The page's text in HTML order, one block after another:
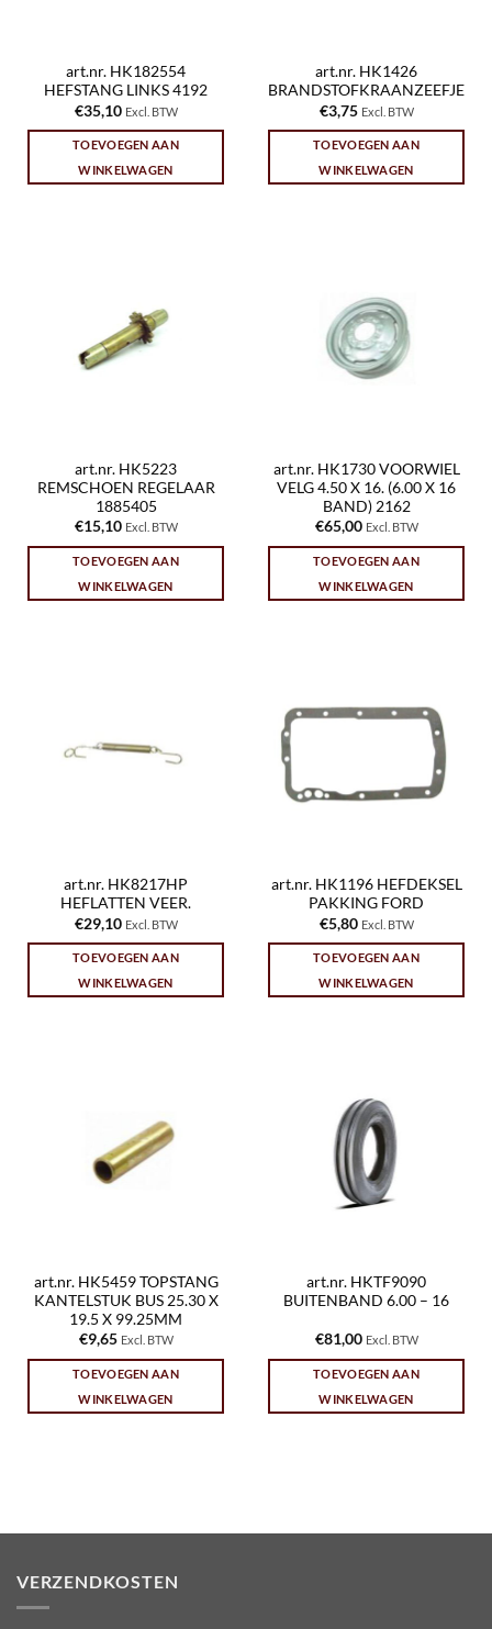
art.nr. HK182554
HEFSTANG LINKS 4192
€35,10 Excl. BTW
TOEVOEGEN AAN
WINKELWAGEN
art.nr. HK1426
BRANDSTOFKRAANZEEFJE
€3,75 Excl. BTW
TOEVOEGEN AAN
WINKELWAGEN
art.nr. HK5223
REMSCHOEN REGELAAR
1885405
€15,10 Excl. BTW
TOEVOEGEN AAN
WINKELWAGEN
art.nr. HK1730 VOORWIEL
VELG 4.50 X 16. (6.00 X 16
BAND) 2162
€65,00 Excl. BTW
TOEVOEGEN AAN
WINKELWAGEN
art.nr. HK8217HP
HEFLATTEN VEER.
€29,10 Excl. BTW
TOEVOEGEN AAN
WINKELWAGEN
art.nr. HK1196 HEFDEKSEL
PAKKING FORD
€5,80 Excl. BTW
TOEVOEGEN AAN
WINKELWAGEN
art.nr. HK5459 TOPSTANG
KANTELSTUK BUS 25.30 X
19.5 X 99.25MM
€9,65 Excl. BTW
TOEVOEGEN AAN
WINKELWAGEN
art.nr. HKTF9090
BUITENBAND 6.00 – 16
€81,00 Excl. BTW
TOEVOEGEN AAN
WINKELWAGEN
VERZENDKOSTEN